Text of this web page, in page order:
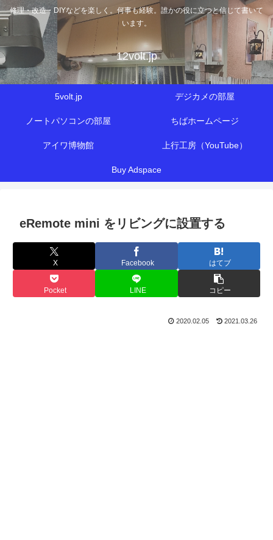
修理・改造・DIYなどを楽しく。何事も経験。誰かの役に立つと信じて書いて
います。
12volt.jp
5volt.jp デジカメの部屋
ノートパソコンの部屋 ちばホームページ
アイワ博物館 上行工房（YouTube）
Buy Adspace
eRemote mini をリビングに設置する
X Facebook はてブ
Pocket LINE コピー
2020.02.05 2021.03.26